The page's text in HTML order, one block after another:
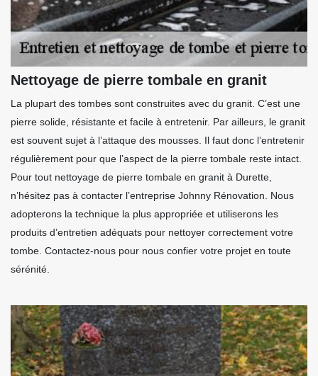
Nettoyage de pierre tombale en granit
La plupart des tombes sont construites avec du granit. C’est une
pierre solide, résistante et facile à entretenir. Par ailleurs, le granit
est souvent sujet à l’attaque des mousses. Il faut donc l’entretenir
régulièrement pour que l’aspect de la pierre tombale reste intact.
Pour tout nettoyage de pierre tombale en granit à Durette,
n’hésitez pas à contacter l’entreprise Johnny Rénovation. Nous
adopterons la technique la plus appropriée et utiliserons les
produits d’entretien adéquats pour nettoyer correctement votre
tombe. Contactez-nous pour nous confier votre projet en toute
sérénité.